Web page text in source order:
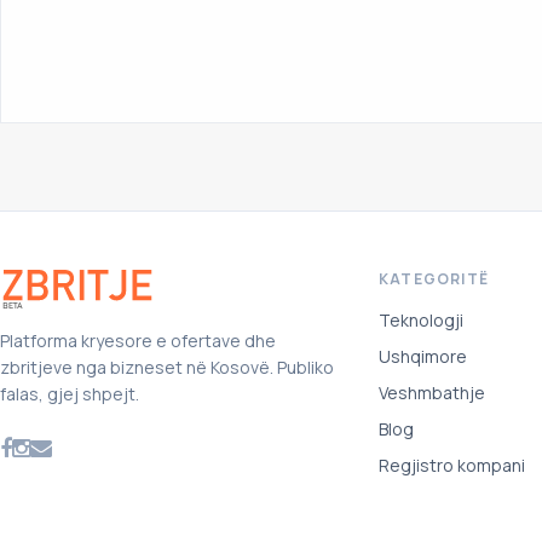
Platforma kryesore e ofertave dhe
zbritjeve nga bizneset në Kosovë. Publiko
falas, gjej shpejt.
KATEGORITË
Teknologji
Ushqimore
Veshmbathje
Blog
Regjistro kompani